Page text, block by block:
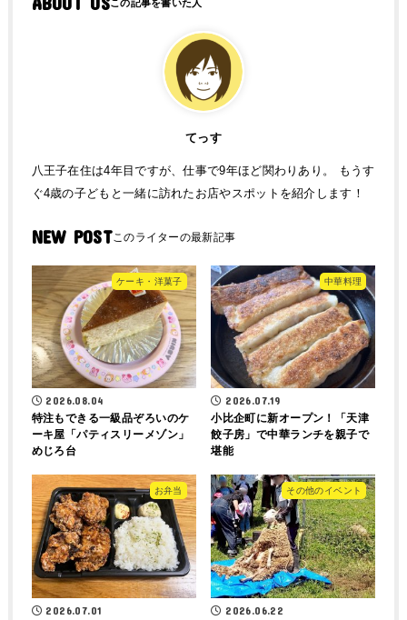
てっす
八王子在住は4年目ですが、仕事で9年ほど関わりあり。 もうす
ぐ4歳の子どもと一緒に訪れたお店やスポットを紹介します！
NEW POST
ケーキ・洋菓子
2026.08.04
特注もできる一級品ぞろいのケ
ーキ屋「パティスリーメゾン」
めじろ台
中華料理
2026.07.19
小比企町に新オープン！「天津
餃子房」で中華ランチを親子で
堪能
お弁当
2026.07.01
その他のイベント
2026.06.22